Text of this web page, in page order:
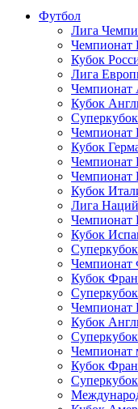
Футбол
Лига
Чемпионат
Кубок
Лига
Кубок
Чемпионат
Кубок
Чемпионат
Чемпионат
Кубок
Лига
Чемпионат
Кубок
Чемпионат
Кубок
Чемпионат
Кубок
Чемпионат
Кубок